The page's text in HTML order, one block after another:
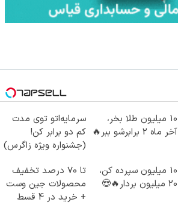
10 میلیون طلا بخر،
آخر ماه 2 برابرشو ببر🔥
سرمایه‌اتو توی مدت
کم دو برابر کن!
(جشنواره ویژه زاگرس)
10 میلیون سپرده کن،
20 میلیون بردار🔥😍
تا 70 درصد تخفیف
محصولات جین وست
+ خرید در 4 قسط